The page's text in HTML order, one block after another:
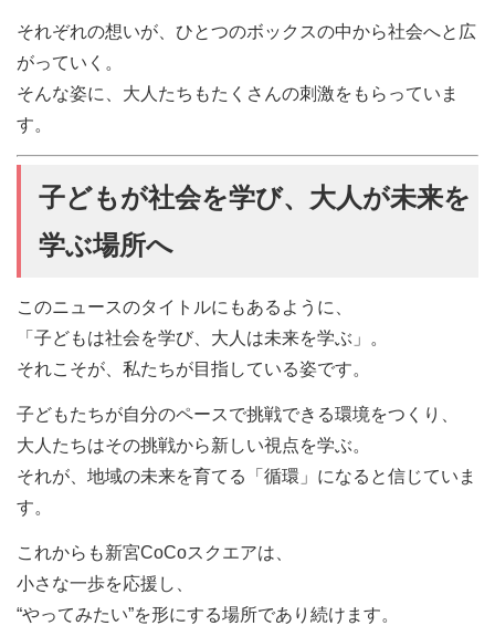
それぞれの想いが、ひとつのボックスの中から社会へと広
がっていく。
そんな姿に、大人たちもたくさんの刺激をもらっていま
す。
子どもが社会を学び、大人が未来を
学ぶ場所へ
このニュースのタイトルにもあるように、
「子どもは社会を学び、大人は未来を学ぶ」。
それこそが、私たちが目指している姿です。
子どもたちが自分のペースで挑戦できる環境をつくり、
大人たちはその挑戦から新しい視点を学ぶ。
それが、地域の未来を育てる「循環」になると信じていま
す。
これからも新宮CoCoスクエアは、
小さな一歩を応援し、
“やってみたい”を形にする場所であり続けます。